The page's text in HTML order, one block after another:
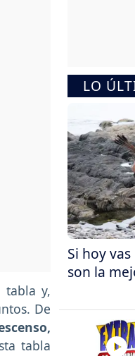
tabla y,
De
tabla
LO
Si hoy
son la